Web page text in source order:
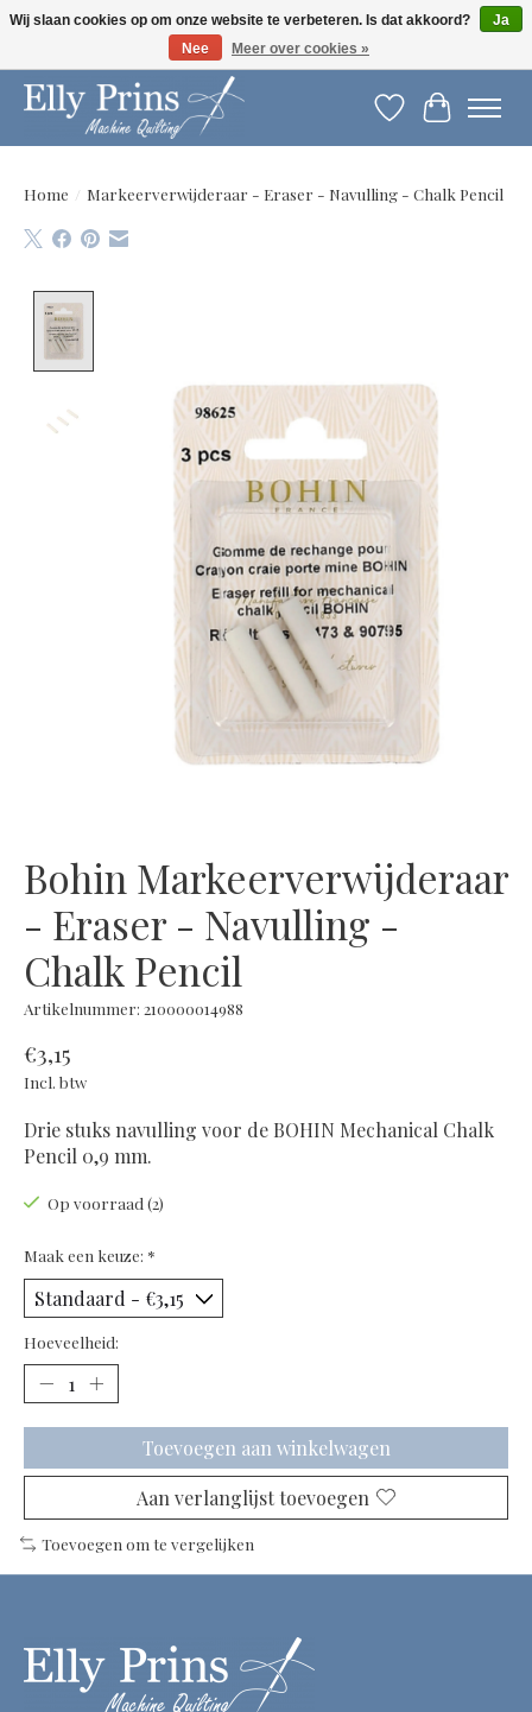
Let op: gewijzigde openingstijden!
Verlanglijst
Home / Markeerverwijderaar - Eraser - Navulling - Chalk Pencil
Bohin Markeerverwijderaar
- Eraser - Navulling -
Chalk Pencil
Artikelnummer: 210000014988
€3,15
Incl. btw
Drie stuks navulling voor de BOHIN Mechanical Chalk
Pencil 0,9 mm.
Op voorraad (2)
Maak een keuze: *
Hoeveelheid:
Toevoegen aan winkelwagen
Aan verlanglijst toevoegen
Toevoegen om te vergelijken
Wij slaan cookies op om onze website te verbeteren. Is dat akkoord?
Ja
Nee
Meer over cookies »